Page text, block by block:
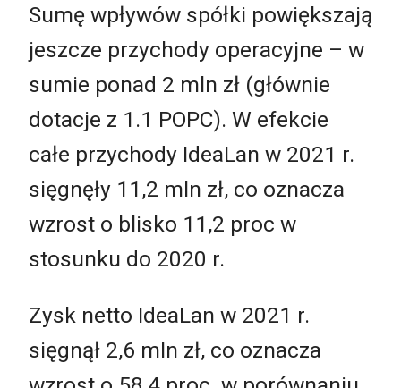
Sumę wpływów spółki powiększają
jeszcze przychody operacyjne – w
sumie ponad 2 mln zł (głównie
dotacje z 1.1 POPC). W efekcie
całe przychody IdeaLan w 2021 r.
sięgnęły 11,2 mln zł, co oznacza
wzrost o blisko 11,2 proc w
stosunku do 2020 r.
Zysk netto IdeaLan w 2021 r.
sięgnął 2,6 mln zł, co oznacza